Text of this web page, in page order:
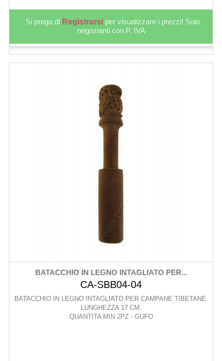
Si prega di Registrarsi per visualizzare i prezzi! Solo
negozianti con P. IVA
BATACCHIO IN LEGNO INTAGLIATO PER...
CA-SBB04-04
BATACCHIO IN LEGNO INTAGLIATO PER CAMPANE TIBETANE.
LUNGHEZZA 17 CM.
QUANTITA MIN 2PZ - GUFO